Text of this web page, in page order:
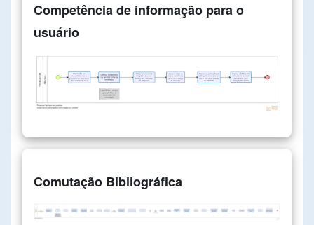
Competência de informação para o
usuário
Comutação Bibliográfica